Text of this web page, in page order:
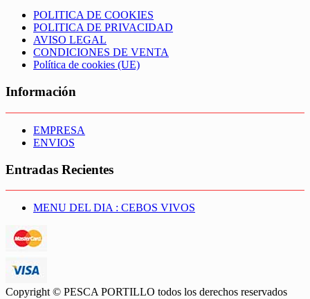
POLITICA DE COOKIES
POLITICA DE PRIVACIDAD
AVISO LEGAL
CONDICIONES DE VENTA
Política de cookies (UE)
Información
EMPRESA
ENVIOS
Entradas Recientes
MENU DEL DIA : CEBOS VIVOS
Copyright © PESCA PORTILLO todos los derechos reservados